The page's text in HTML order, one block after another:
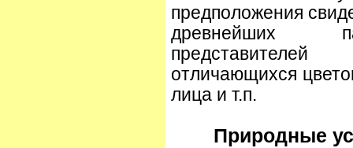
предположения
древнейших
отличающихся
лица и т.п.
Природные